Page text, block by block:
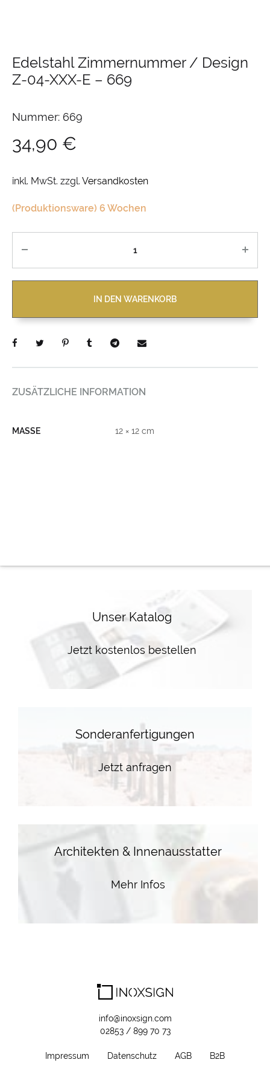
Edelstahl Zimmernummer / Design
Z-04-XXX-E – 669
Nummer: 669
34,90 €
inkl. MwSt. zzgl. Versandkosten
(Produktionsware) 6 Wochen
IN DEN WARENKORB
ZUSÄTZLICHE INFORMATION
MASSE 12 × 12 cm
Unser Katalog
Jetzt kostenlos bestellen
Sonderanfertigungen
Jetzt anfragen
Architekten & Innenausstatter
Mehr Infos
info@inoxsign.com
02853 / 899 70 73
Impressum Datenschutz AGB B2B